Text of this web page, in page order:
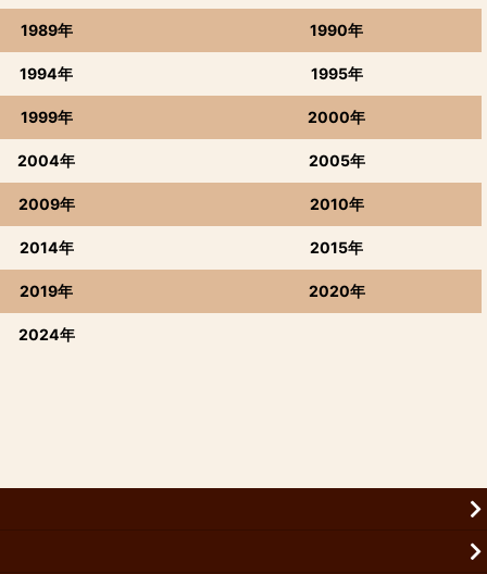
1989年 1990年
1994年 1995年
1999年 2000年
2004年 2005年
2009年 2010年
2014年 2015年
2019年 2020年
2024年